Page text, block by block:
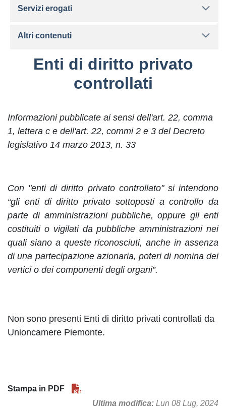
Enti di diritto privato
controllati
Informazioni pubblicate ai sensi dell'art. 22, comma
1, lettera c e dell'art. 22, commi 2 e 3 del Decreto
legislativo 14 marzo 2013, n. 33
Con "enti di diritto privato controllato" si intendono
“gli enti di diritto privato sottoposti a controllo da
parte di amministrazioni pubbliche, oppure gli enti
costituiti o vigilati da pubbliche amministrazioni nei
quali siano a queste riconosciuti, anche in assenza
di una partecipazione azionaria, poteri di nomina dei
vertici o dei componenti degli organi”.
Non sono presenti Enti di diritto privati controllati da
Unioncamere Piemonte.
Stampa in PDF
Ultima modifica Lun 08 Lug, 2024
Servizi erogati
Altri contenuti